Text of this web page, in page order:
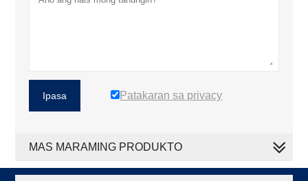
Ipasa Patakaran sa privacy
MAS MARAMING PRODUKTO